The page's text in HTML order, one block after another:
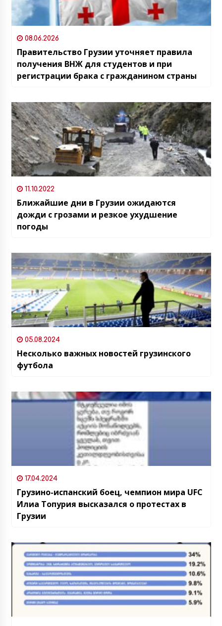
08.06.2026
Правительство Грузии уточняет правила
получения ВНЖ для студентов и при
регистрации брака с гражданином страны
11.10.2022
Ближайшие дни в Грузии ожидаются
дожди с грозами и резкое ухудшение
погоды
05.08.2024
Несколько важных новостей грузинского
футбола
17.04.2024
Грузино-испанский боец, чемпион мира UFC
Илиа Топурия высказался о протестах в
Грузии